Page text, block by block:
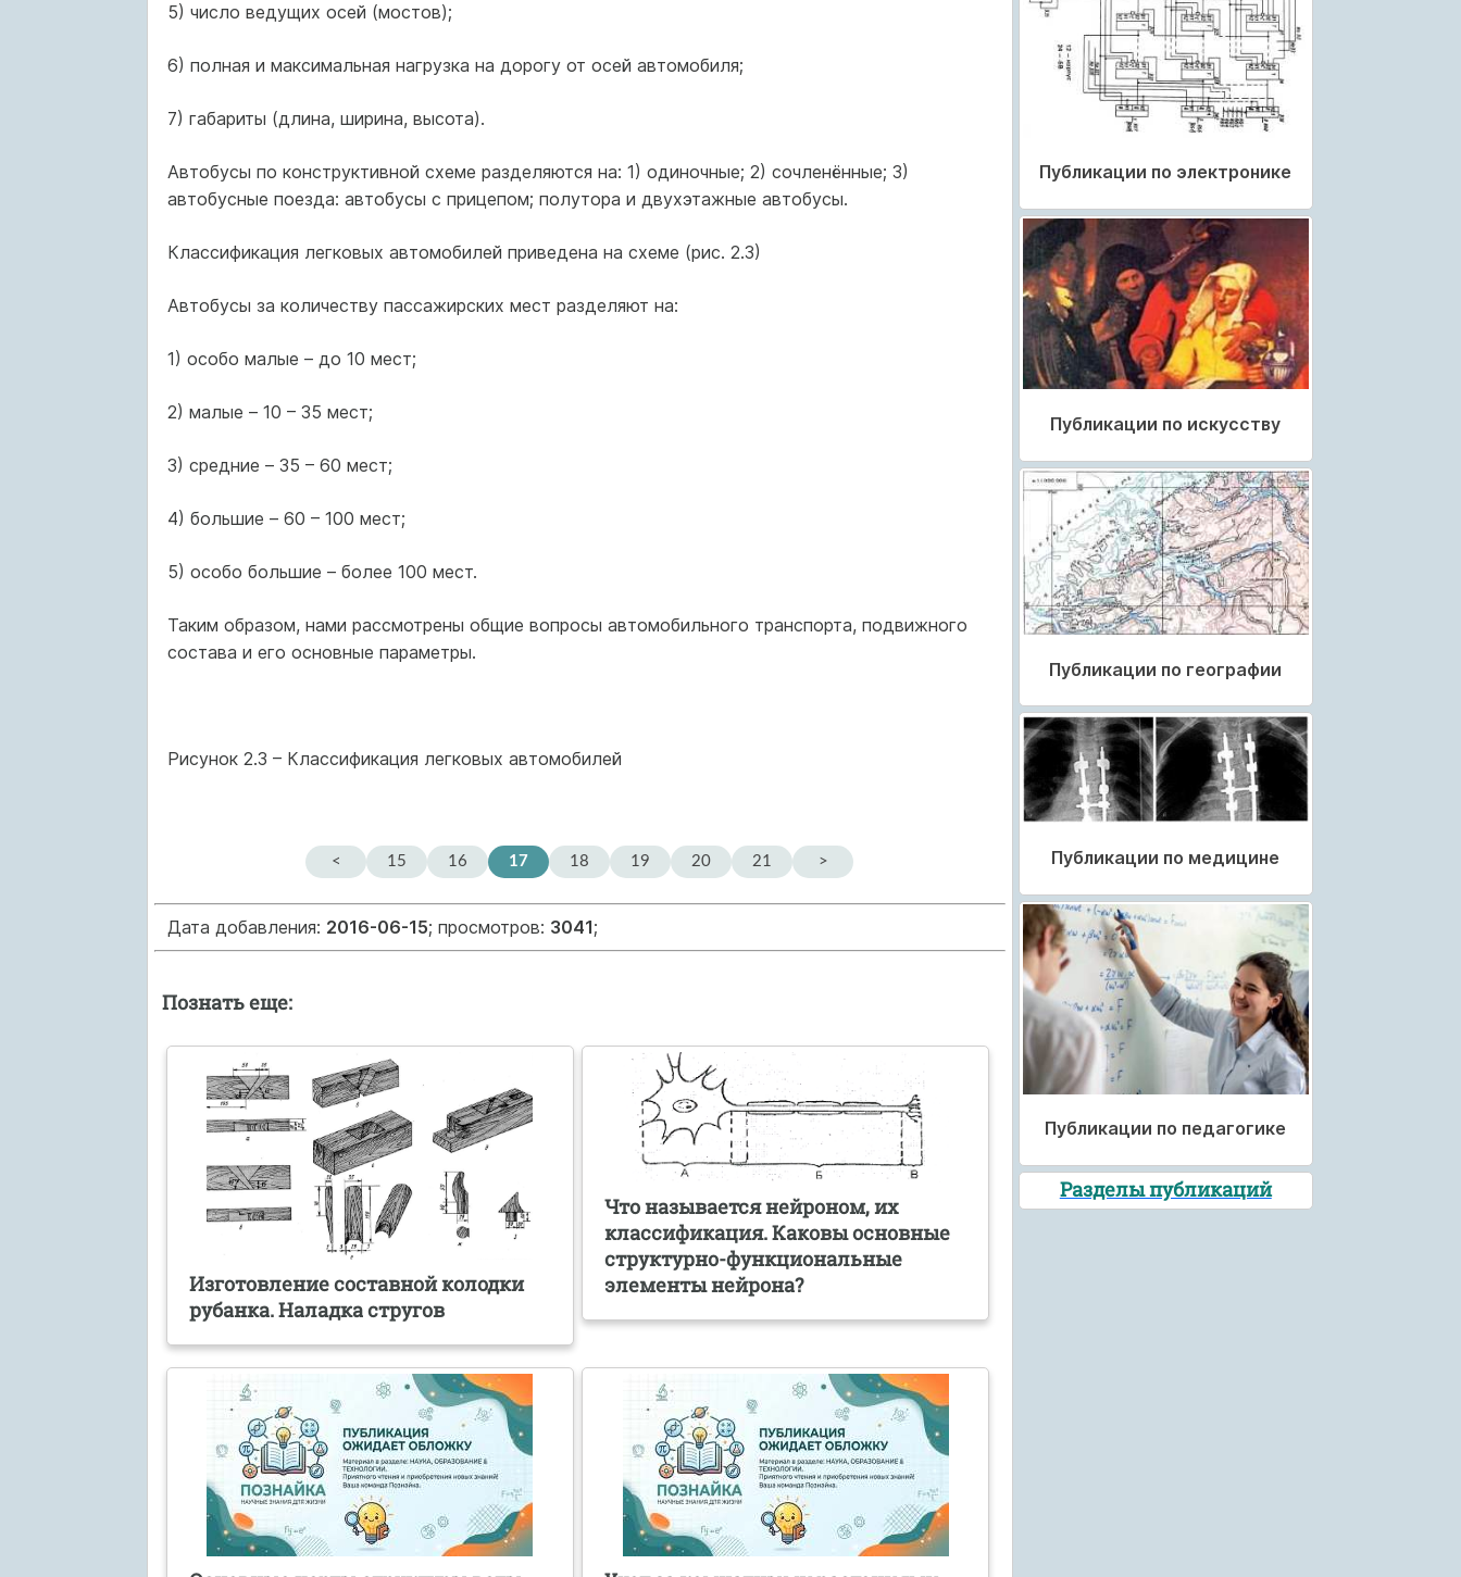
5) число ведущих осей (мостов);
6) полная и максимальная нагрузка на дорогу от осей автомобиля;
7) габариты (длина, ширина, высота).
Автобусы по конструктивной схеме разделяются на: 1) одиночные; 2) сочленённые; 3)
автобусные поезда: автобусы с прицепом; полутора и двухэтажные автобусы.
Классификация легковых автомобилей приведена на схеме (рис. 2.3)
Автобусы за количеству пассажирских мест разделяют на:
1) особо малые – до 10 мест;
2) малые – 10 – 35 мест;
3) средние – 35 – 60 мест;
4) большие – 60 – 100 мест;
5) особо большие – более 100 мест.
Таким образом, нами рассмотрены общие вопросы автомобильного транспорта, подвижного
состава и его основные параметры.
Рисунок 2.3 – Классификация легковых автомобилей
< 15 16 17 18 19 20 21 >
Дата добавления: 2016-06-15; просмотров: 3041;
Познать еще:
Изготовление составной колодки
рубанка. Наладка стругов
Что называется нейроном, их
классификация. Каковы основные
структурно-функциональные
элементы нейрона?
Публикации по электронике
Публикации по искусству
Публикации по географии
Публикации по медицине
Публикации по педагогике
Разделы публикаций